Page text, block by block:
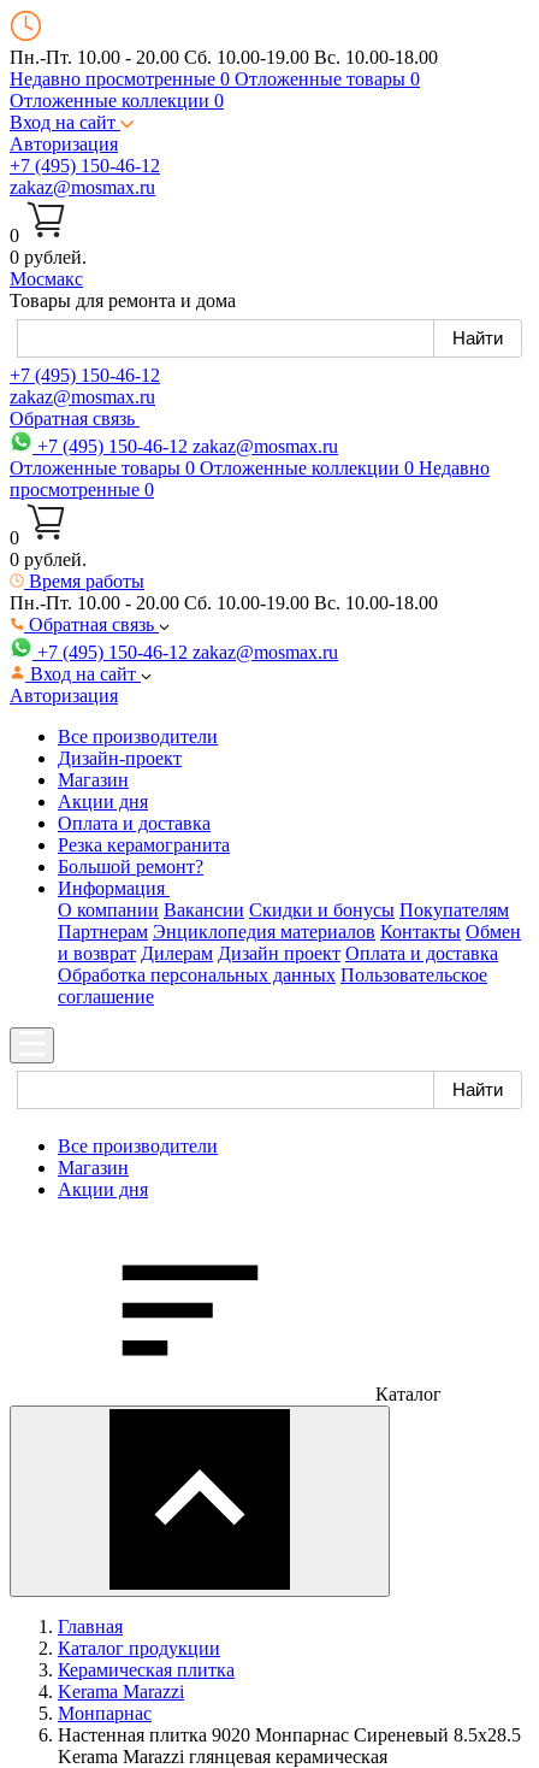
Пн.-Пт. 10.00 - 20.00 Сб. 10.00-19.00 Вс. 10.00-18.00
Недавно просмотренные 0 Отложенные товары 0
Отложенные коллекции 0
Вход на сайт
Авторизация
+7 (495) 150-46-12
zakaz@mosmax.ru
0
0 рублей.
Мосмакс
Товары для ремонта и дома
+7 (495) 150-46-12
zakaz@mosmax.ru
Обратная связь
+7 (495) 150-46-12 zakaz@mosmax.ru
Отложенные товары 0 Отложенные коллекции 0 Недавно
просмотренные 0
0
0 рублей.
Время работы
Пн.-Пт. 10.00 - 20.00 Сб. 10.00-19.00 Вс. 10.00-18.00
Обратная связь
+7 (495) 150-46-12 zakaz@mosmax.ru
Вход на сайт
Авторизация
Все производители
Дизайн-проект
Магазин
Акции дня
Оплата и доставка
Резка керамогранита
Большой ремонт?
Информация
О компании Вакансии Скидки и бонусы Покупателям
Партнерам Энциклопедия материалов Контакты Обмен
и возврат Дилерам Дизайн проект Оплата и доставка
Обработка персональных данных Пользовательское
соглашение
Все производители
Магазин
Акции дня
Каталог
Главная
Каталог продукции
Керамическая плитка
Kerama Marazzi
Монпарнас
Настенная плитка 9020 Монпарнас Сиреневый 8.5x28.5
Kerama Marazzi глянцевая керамическая